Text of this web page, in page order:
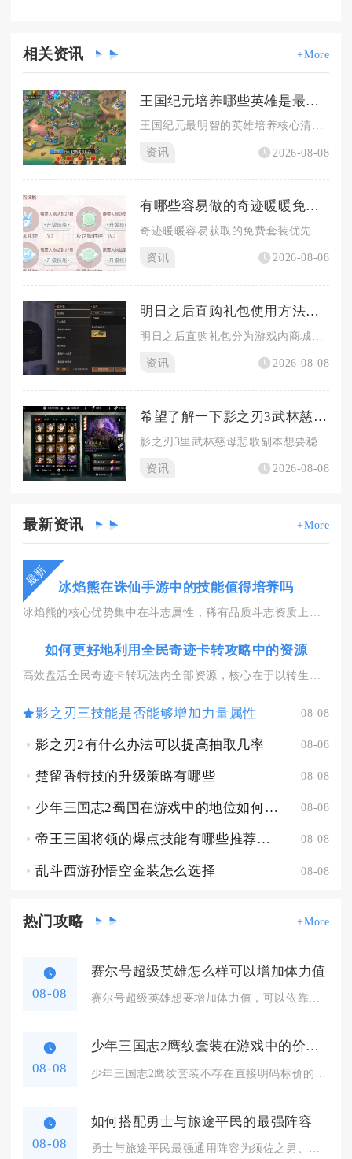
相关资讯 +More
王国纪元培养哪些英雄是最明智的选择
王国纪元最明智的英雄培养核心清单为玫瑰骑士、金嗓子、欺诈师、...
资讯 2026-08-08
有哪些容易做的奇迹暖暖免费套装推荐
奇迹暖暖容易获取的免费套装优先推荐星之海、精灵鹿后、水墨青花...
资讯 2026-08-08
明日之后直购礼包使用方法是什么
资讯 2026-08-08
希望了解一下影之刃3武林慈母悲歌的攻略
资讯 2026-08-08
最新资讯 +More
最新 冰焰熊在诛仙手游中的技能值得培养吗
冰焰熊的核心优势集中在斗志属性，稀有品质斗志资质上限高，加点...
如何更好地利用全民奇迹卡转攻略中的资源
影之刃三技能是否能够增加力量属性 08-08
影之刃2有什么办法可以提高抽取几率 08-08
楚留香特技的升级策略有哪些 08-08
少年三国志2蜀国在游戏中的地位如何有何特殊玩法 08-08
帝王三国将领的爆点技能有哪些推荐的组合 08-08
乱斗西游孙悟空金装怎么选择 08-08
热门攻略 +More
08-08
赛尔号超级英雄怎么样可以增加体力值
08-08
少年三国志2鹰纹套装在游戏中的价格是多少
08-08
如何搭配勇士与旅途平民的最强阵容
勇士与旅途平民最强通用阵容为须佐之男、盖亚、惠比寿，这套组合...